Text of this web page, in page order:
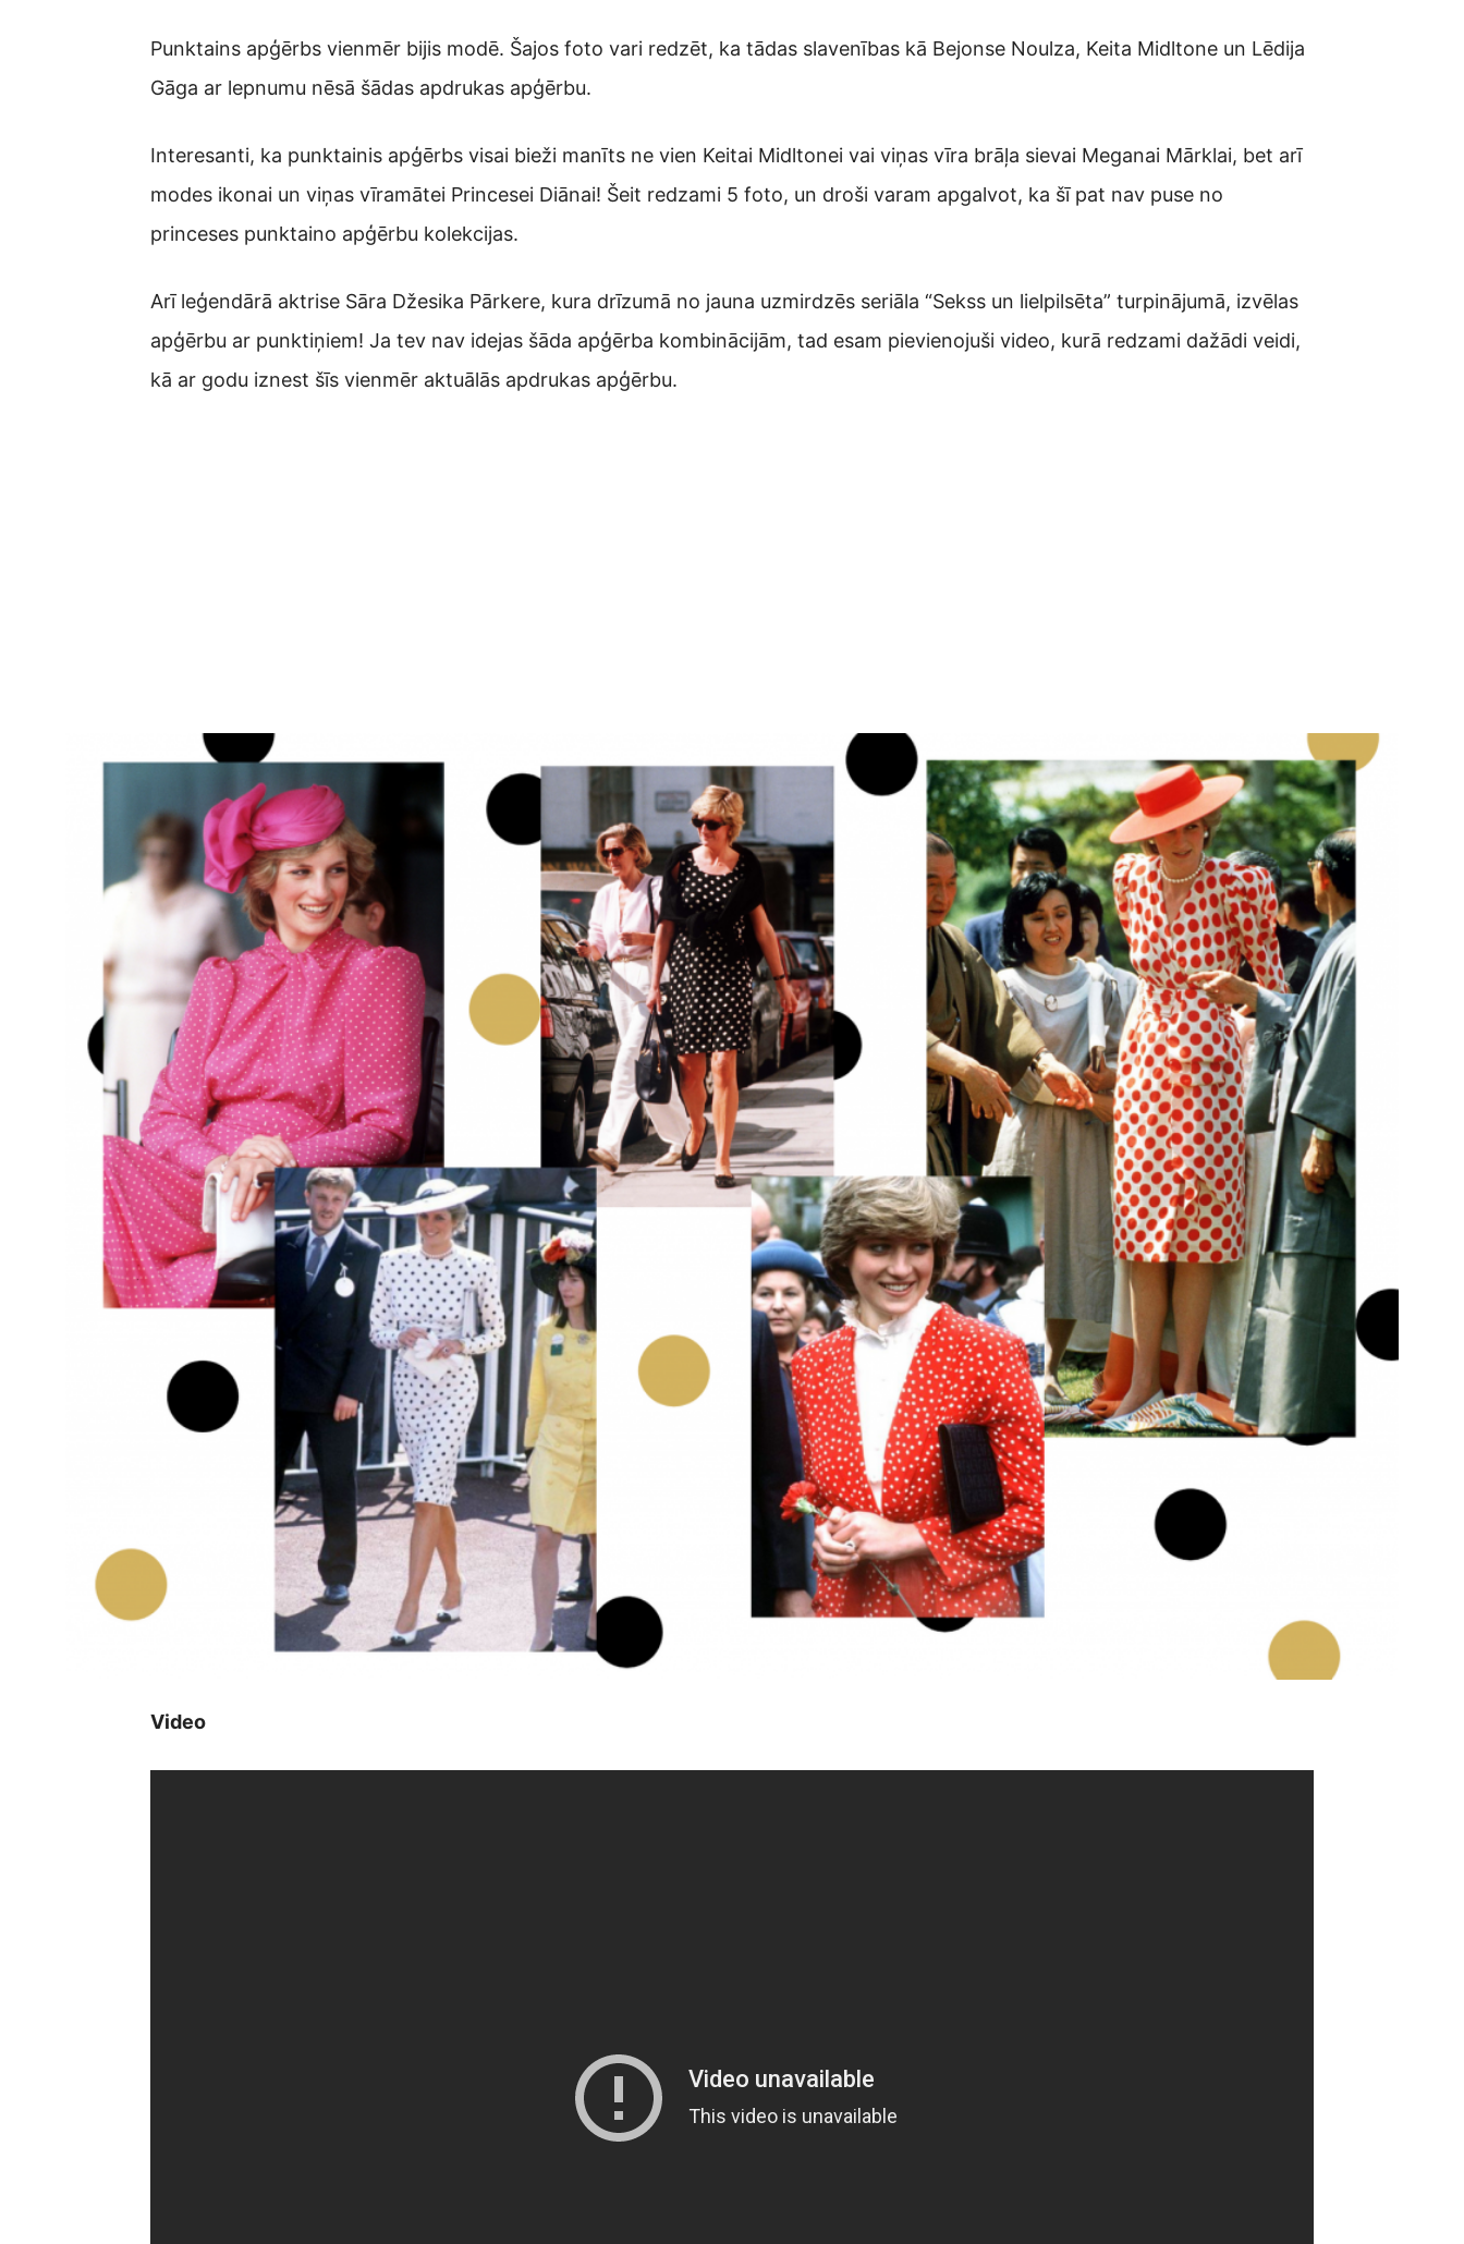
Punktains apģērbs vienmēr bijis modē. Šajos foto vari redzēt, ka tādas slavenības kā Bejonse Noulza, Keita Midltone un Lēdija
Gāga ar lepnumu nēsā šādas apdrukas apģērbu.
Interesanti, ka punktainis apģērbs visai bieži manīts ne vien Keitai Midltonei vai viņas vīra brāļa sievai Meganai Mārklai, bet arī
modes ikonai un viņas vīramātei Princesei Diānai! Šeit redzami 5 foto, un droši varam apgalvot, ka šī pat nav puse no
princeses punktaino apģērbu kolekcijas.
Arī leģendārā aktrise Sāra Džesika Pārkere, kura drīzumā no jauna uzmirdzēs seriāla “Sekss un lielpilsēta” turpinājumā, izvēlas
apģērbu ar punktiņiem! Ja tev nav idejas šāda apģērba kombinācijām, tad esam pievienojuši video, kurā redzami dažādi veidi,
kā ar godu iznest šīs vienmēr aktuālās apdrukas apģērbu.
Video